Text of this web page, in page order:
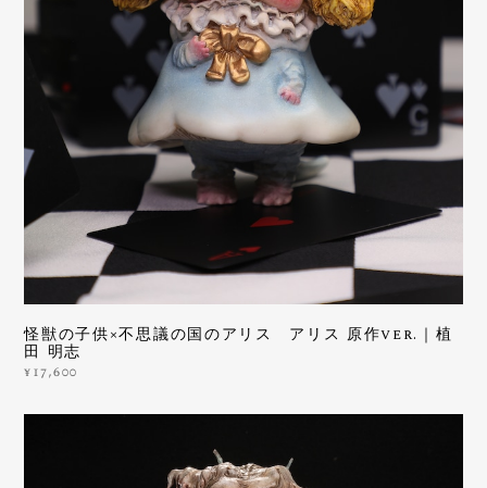
怪獣の子供×不思議の国のアリス アリス 原作ver.｜植
田 明志
¥17,600